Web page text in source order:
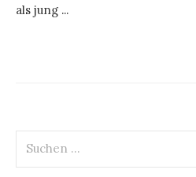
als jung ...
nach: